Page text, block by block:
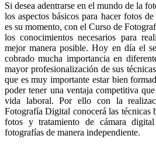
Si desea adentrarse en el mundo de la
los aspectos básicos para hacer fotos
es su momento, con el Curso de
los conocimientos necesarios para
mejor manera posible. Hoy en día el
cobrado mucha importancia en
mayor profesionalización de sus
que es muy importante estar bien
poder tener una ventaja competitiva
vida laboral. Por ello con la
Fotografía Digital conocerá las técnicas
fotos y tratamiento de cámara
fotografías de manera independiente.